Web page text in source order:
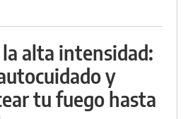
la alta intensidad:
y
tu fuego hasta